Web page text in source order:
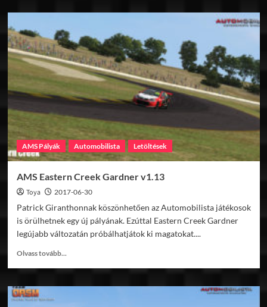
AMS
Speedway
v1.03
AMS Pályák Automobilista Letöltések
AMS Eastern Creek Gardner v1.13
Toya 2017-06-30
Patrick Giranthonnak köszönhetően az Automobilista játékosok
is örülhetnek egy új pályának. Ezúttal Eastern Creek Gardner
legújabb változatán próbálhatjátok ki magatokat....
Olvass tovább...
AMS